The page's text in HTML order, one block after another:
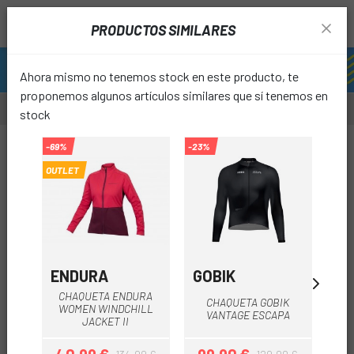
PRODUCTOS SIMILARES
Ahora mismo no tenemos stock en este producto, te
proponemos algunos artículos similares que sí tenemos en
stock
-69%
OUTLET
ENDURA
CHAQUETA ENDURA
WOMEN WINDCHILL
JACKET II
-23%
GOBIK
CHAQUETA GOBIK
VANTAGE ESCAPA